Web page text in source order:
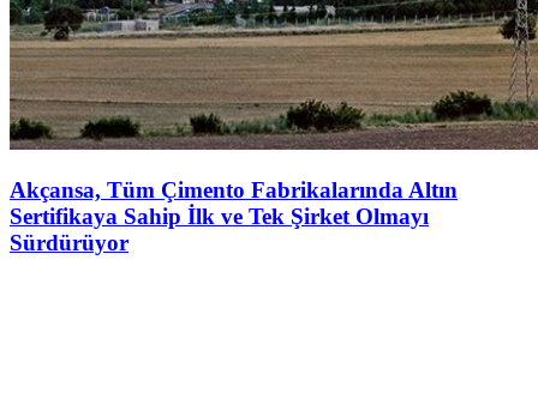
Akçansa, Tüm Çimento Fabrikalarında Altın
Sertifikaya Sahip İlk ve Tek Şirket Olmayı
Sürdürüyor